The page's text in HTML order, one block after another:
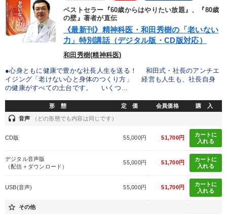
オーナー社長の「現場力の経営」＋現場の「儲ける力」をさらに
高める教材２選
【3月】音声・映像 数字・税務・決算書
業種
IT・サービス・金融業 コンサルタント
入門篇 コミュニケーション 会社数字を学ぶ
ベストセラー『60歳からはやりたい放題』、『80歳
の壁』著者が直伝
《最新刊》精神科医・和田秀樹の「老いない
力」特別講話（デジタル版・CD版対応）
和田秀樹(精神科医)
●心身ともに健康で豊かな社長人生を送る！ 和田式・社長のアンチエ
イジング「老けない心と身体のつくり方」 経営も人生も、社長自身
の健康がすべての土台です。 いくつ...
形 態 定 価 会員価格 購 入
headset 音声 （どの形態でも内容は同じです）
CD版 55,000円 51,700円
カートに
入れる
デジタル音声版
（配信＋ダウンロード）
55,000円 51,700円
カートに
入れる
USB(音声) 55,000円 51,700円
カートに
入れる
star_border その他